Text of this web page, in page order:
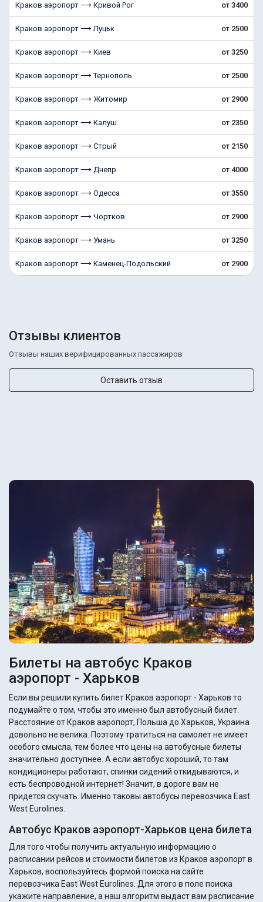
Краков аэропорт ⟶ Кривой Рог от 3400
Краков аэропорт ⟶ Луцьк от 2500
Краков аэропорт ⟶ Киев от 3250
Краков аэропорт ⟶ Тернополь от 2500
Краков аэропорт ⟶ Житомир от 2900
Краков аэропорт ⟶ Калуш от 2350
Краков аэропорт ⟶ Стрый от 2150
Краков аэропорт ⟶ Днепр от 4000
Краков аэропорт ⟶ Одесса от 3550
Краков аэропорт ⟶ Чортков от 2900
Краков аэропорт ⟶ Умань от 3250
Краков аэропорт ⟶ Каменец-Подольский от 2900
Отзывы клиентов
Отзывы наших верифицированных пассажиров
Оставить отзыв
Билеты на автобус Краков
аэропорт - Харьков
Если вы решили купить билет Краков аэропорт - Харьков то
подумайте о том, чтобы это именно был автобусный билет.
Расстояние от Краков аэропорт, Польша до Харьков, Украина
довольно не велика. Поэтому тратиться на самолет не имеет
особого смысла, тем более что цены на автобусные билеты
значительно доступнее. А если автобус хороший, то там
кондиционеры работают, спинки сидений откидываются, и
есть беспроводной интернет! Значит, в дороге вам не
придется скучать. Именно таковы автобусы перевозчика East
West Eurolines.
Автобус Краков аэропорт-Харьков цена билета
Для того чтобы получить актуальную информацию о
расписании рейсов и стоимости билетов из Краков аэропорт в
Харьков, воспользуйтесь формой поиска на сайте
перевозчика East West Eurolines. Для этого в поле поиска
укажите направление, а наш алгоритм выдаст вам расписание